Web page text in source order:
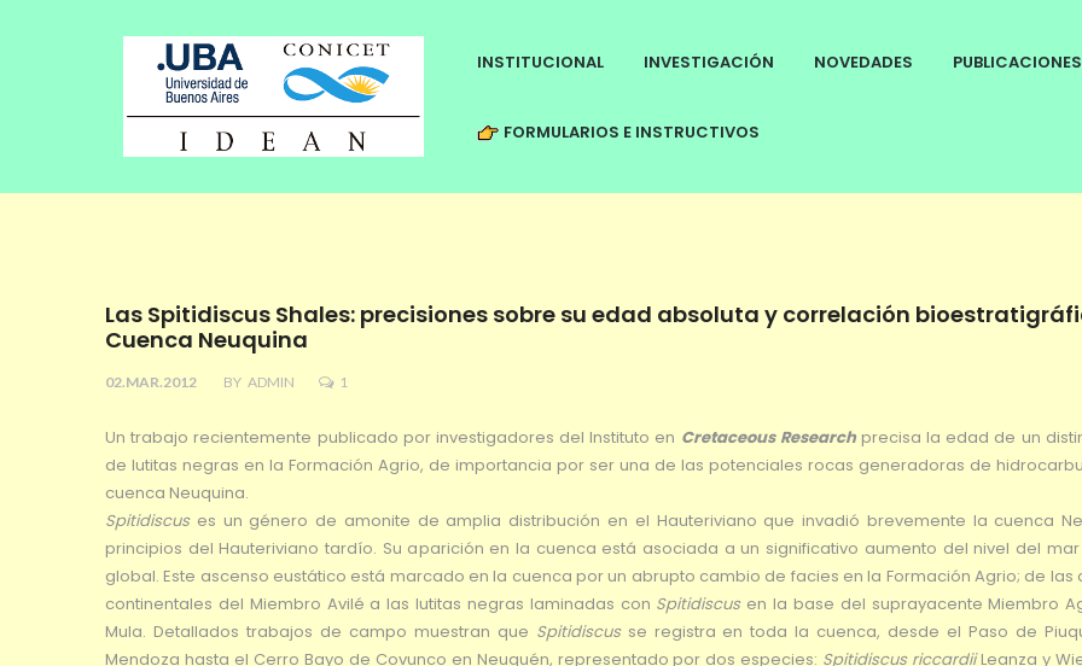
INSTITUCIONAL INVESTIGACIÓN NOVEDADES PUBLICACIONES
FORMULARIOS E INSTRUCTIVOS
Las Spitidiscus Shales: precisiones sobre su edad absoluta y correlación
Cuenca Neuquina
02.MAR.2012 BY ADMIN 1
Un trabajo recientemente publicado por investigadores del Instituto en Cretaceous Researchprecisa la edad de un
de lutitas negras en la Formación Agrio, de importancia por ser una de las potenciales rocas generadoras de
cuenca Neuquina.
Spitidiscuses un género de amonite de amplia distribución en el Hauteriviano que invadió brevemente la cuenca
principios del Hauteriviano tardío. Su aparición en la cuenca está asociada a un significativo aumento del nivel del
global. Este ascenso eustático está marcado en la cuenca por un abrupto cambio de facies en la Formación Agrio; de las
continentales del Miembro Avilé a las lutitas negras laminadas con Spitidiscusen la base del suprayacente Miembro
Mula. Detallados trabajos de campo muestran que Spitidiscusse registra en toda la cuenca, desde el Paso de
Mendoza hasta el Cerro Bayo de Covunco en Neuquén, representado por dos especies: Spitidiscus riccardiiLeanza y